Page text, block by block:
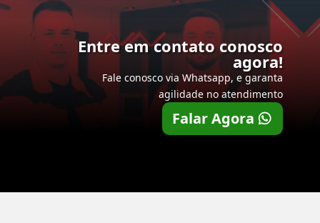
Entre em contato conosco
agora!
Fale conosco via Whatsapp, e garanta
agilidade no atendimento
Falar Agora